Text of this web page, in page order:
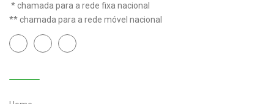
* chamada para a rede fixa nacional
** chamada para a rede móvel nacional